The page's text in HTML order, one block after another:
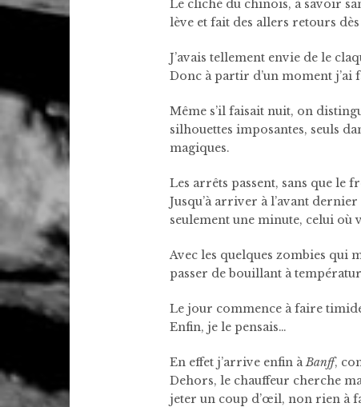
Le cliché du chinois, à savoir
lève et fait des allers retours dès
J’avais tellement envie de le
Donc à partir d’un moment
Même s’il faisait nuit, on
silhouettes imposantes, seuls
magiques.
Les arrêts passent, sans que le
Jusqu’à arriver à l’avant
seulement une minute, celui où
Avec les quelques zombies qui
passer de bouillant à
Le jour commence à faire
Enfin, je le pensais…
En effet j’arrive enfin àBanff,
Dehors, le chauffeur cherche
jeter un coup d’œil, non rien à